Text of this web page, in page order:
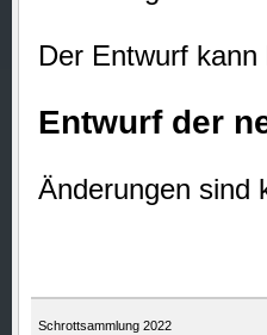
Der Entwurf
Entwurf der
Änderungen sind
Schrottsammlung 2022